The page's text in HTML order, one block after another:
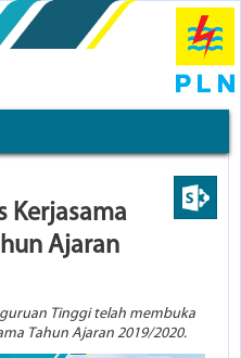
Kerjasama
Ajaran
Tinggi telah membuka
Tahun Ajaran 2019/2020.